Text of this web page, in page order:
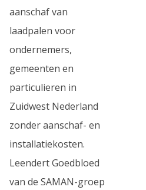
aanschaf van
laadpalen voor
ondernemers,
gemeenten en
particulieren in
Zuidwest Nederland
zonder aanschaf- en
installatiekosten.
Leendert Goedbloed
van de SAMAN-groep